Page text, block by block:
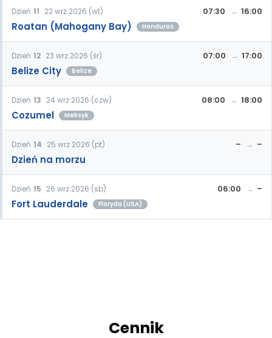
Dzień 11 22 wrz 2026 (wt)
Roatan (Mahogany Bay) Honduras
07:30 16:00
Dzień 12 23 wrz 2026 (śr)
Belize City Belize
07:00 17:00
Dzień 13 24 wrz 2026 (czw)
Cozumel Meksyk
08:00 18:00
Dzień 14 25 wrz 2026 (pt)
Dzień na morzu
– –
Dzień 15 26 wrz 2026 (sb)
Fort Lauderdale Floryda (USA)
06:00 –
Cennik